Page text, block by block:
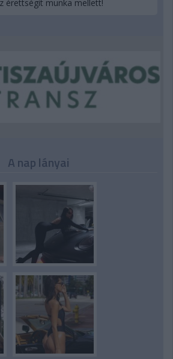
érettségit munka mellett!
A nap lányai